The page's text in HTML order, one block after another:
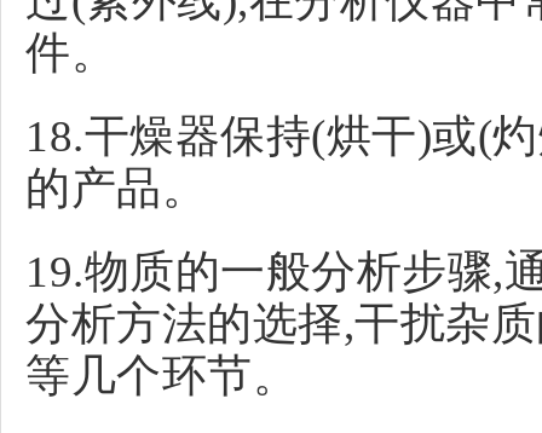
件。
18.干燥器保持(烘干)或(
的产品。
19.物质的一般分析步骤,
分析方法的选择,干扰杂
等几个环节。